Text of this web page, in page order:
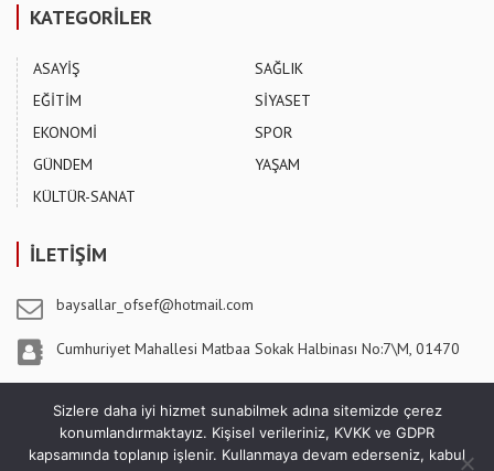
KATEGORİLER
ASAYİŞ
EĞİTİM
EKONOMİ
GÜNDEM
KÜLTÜR-SANAT
SAĞLIK
SİYASET
SPOR
YAŞAM
İLETİŞİM
baysallar_ofsef@hotmail.com
Cumhuriyet Mahallesi Matbaa Sokak Halbinası No:7\M, 01470
Sizlere daha iyi hizmet sunabilmek adına sitemizde çerez
konumlandırmaktayız. Kişisel verileriniz, KVKK ve GDPR
kapsamında toplanıp işlenir. Kullanmaya devam ederseniz, kabul